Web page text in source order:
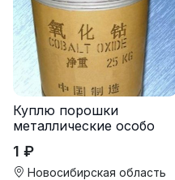
Куплю порошки
металлические особо
1 ₽
Новосибирская область